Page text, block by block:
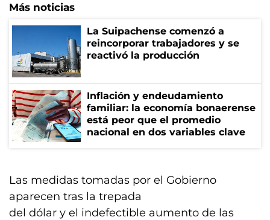
Más noticias
La Suipachense comenzó a
reincorporar trabajadores y se
reactivó la producción
Inflación y endeudamiento
familiar: la economía bonaerense
está peor que el promedio
nacional en dos variables clave
Las medidas tomadas por el Gobierno
aparecen tras la trepada
del dólar y el indefectible aumento de las